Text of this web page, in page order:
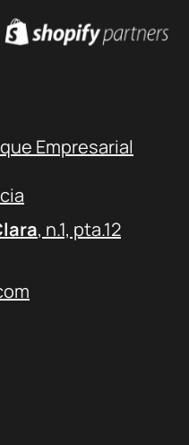
Empresarial
, n.1, pta.12